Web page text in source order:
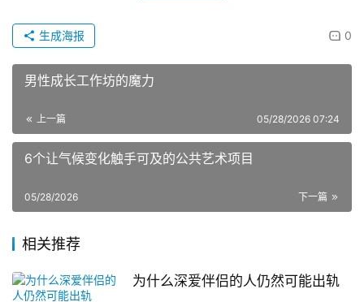
0
生成海报
男性成长工作坊的魔力
上一篇 05/28/2026 07:24
6个让气候变化触手可及的公共艺术项目
下一篇
05/28/2026
相关推荐
为什么深爱伴侣的人仍然可能出轨